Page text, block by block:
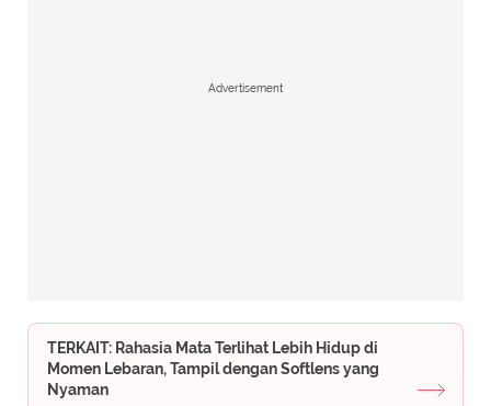
Advertisement
TERKAIT: Rahasia Mata Terlihat Lebih Hidup di
Momen Lebaran, Tampil dengan Softlens yang
Nyaman